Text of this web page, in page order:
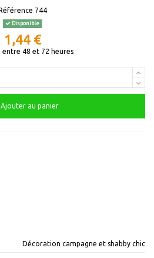
Référence 744
Disponible
1,44 €
entre 48 et 72 heures
Ajouter au panier
Décoration campagne et shabby chic